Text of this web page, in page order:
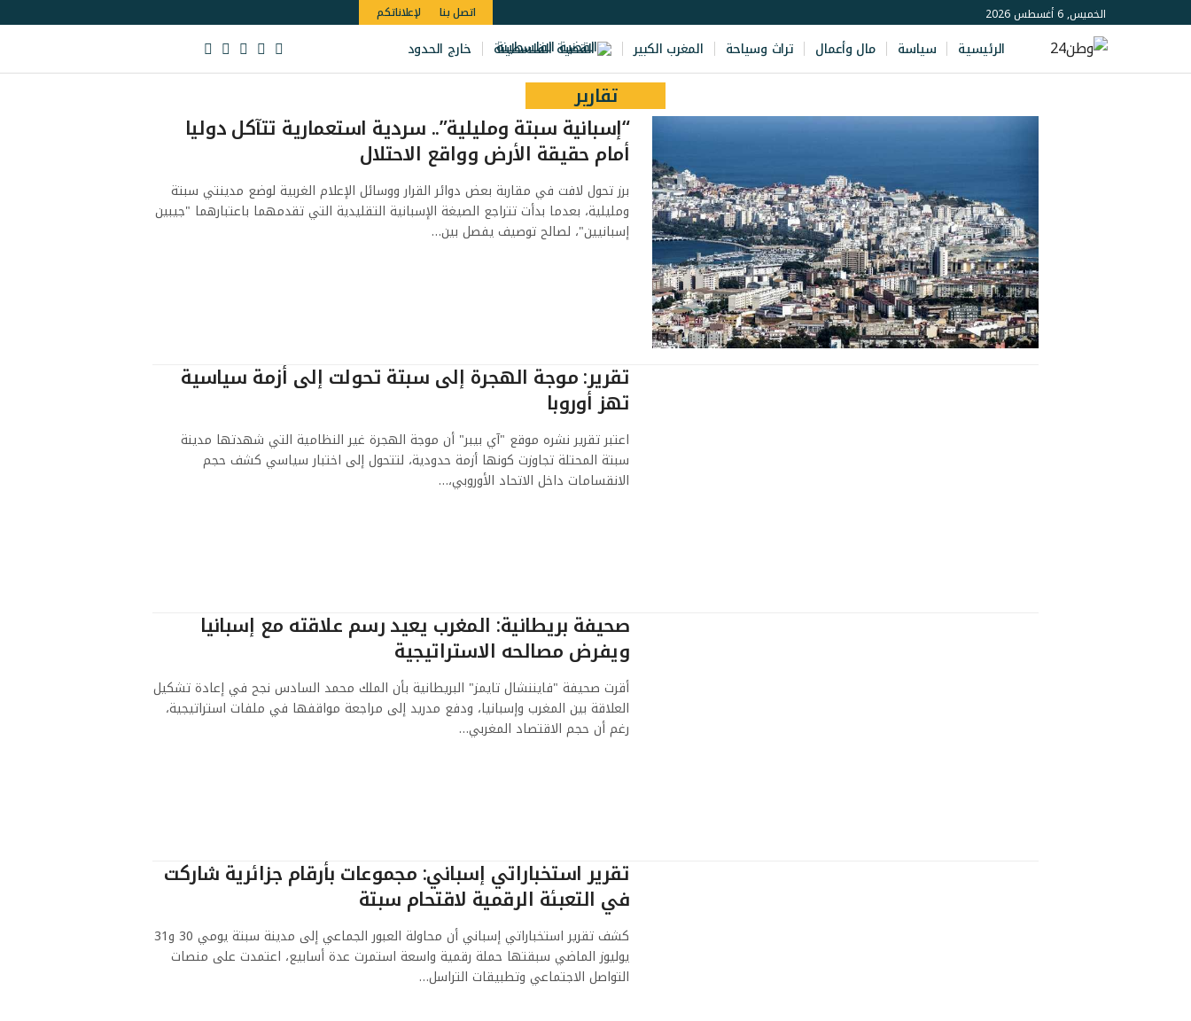
الخميس, 6 أغسطس 2026 اتصل بنا لإعلاناتكم
الرئيسية سياسة مال وأعمال تراث وسياحة المغرب الكبير القضية الفلسطينة خارج الحدود
تقارير
“إسبانية سبتة ومليلية”.. سردية استعمارية تتآكل دوليا
أمام حقيقة الأرض وواقع الاحتلال
برز تحول لافت في مقاربة بعض دوائر القرار ووسائل الإعلام الغربية لوضع مدينتي سبتة
ومليلية، بعدما بدأت تتراجع الصيغة الإسبانية التقليدية التي تقدمهما باعتبارهما "جيبين
إسبانيين"، لصالح توصيف يفصل بين…
تقرير: موجة الهجرة إلى سبتة تحولت إلى أزمة سياسية
تهز أوروبا
اعتبر تقرير نشره موقع "آي بيبر" أن موجة الهجرة غير النظامية التي شهدتها مدينة
سبتة المحتلة تجاوزت كونها أزمة حدودية، لتتحول إلى اختبار سياسي كشف حجم
الانقسامات داخل الاتحاد الأوروبي،…
صحيفة بريطانية: المغرب يعيد رسم علاقته مع إسبانيا
ويفرض مصالحه الاستراتيجية
أقرت صحيفة "فايننشال تايمز" البريطانية بأن الملك محمد السادس نجح في إعادة تشكيل
العلاقة بين المغرب وإسبانيا، ودفع مدريد إلى مراجعة مواقفها في ملفات استراتيجية،
رغم أن حجم الاقتصاد المغربي…
تقرير استخباراتي إسباني: مجموعات بأرقام جزائرية شاركت
في التعبئة الرقمية لاقتحام سبتة
كشف تقرير استخباراتي إسباني أن محاولة العبور الجماعي إلى مدينة سبتة يومي 30 و31
يوليوز الماضي سبقتها حملة رقمية واسعة استمرت عدة أسابيع، اعتمدت على منصات
التواصل الاجتماعي وتطبيقات التراسل…